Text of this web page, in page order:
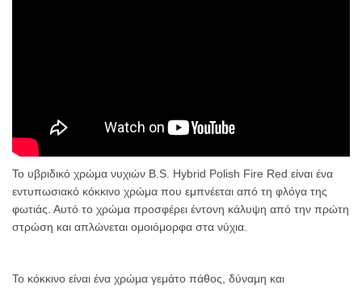
Το υβριδικό χρώμα νυχιών B.S. Hybrid Polish Fire Red είναι ένα
εντυπωσιακό κόκκινο χρώμα που εμπνέεται από τη φλόγα της
φωτιάς. Αυτό το χρώμα προσφέρει έντονη κάλυψη από την πρώτη
στρώση και απλώνεται ομοιόμορφα στα νύχια.
Το κόκκινο είναι ένα χρώμα γεμάτο πάθος, δύναμη και